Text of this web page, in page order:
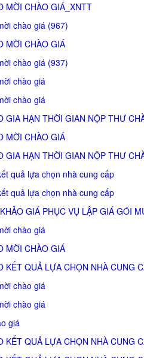
MỜI CHÀO GIÁ_XNTT
chào giá (967)
MỜI CHÀO GIÁ
chào giá (937)
chào giá
chào giá
GIA HẠN THỜI GIAN NỘP THƯ
MỜI CHÀO GIÁ
GIA HẠN THỜI GIAN NỘP THƯ
quả lựa chọn nhà cung cấp
quả lựa chọn nhà cung cấp
GIÁ PHỤC VỤ LẬP GIÁ GÓI
chào giá
MỜI CHÀO GIÁ
KẾT QUẢ LỰA CHỌN NHÀ CUNG
chào giá
chào giá
giá
KẾT QUẢ LỰA CHỌN NHÀ CUNG